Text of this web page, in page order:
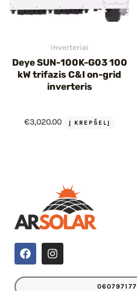
Inverteriai
Deye SUN-100K-G03 100
kW trifazis C&I on-grid
inverteris
€3,020.00 Į KREPŠELĮ
F
a
c
e
I
n
s
t
060797177